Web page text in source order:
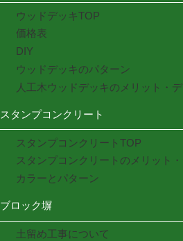
ウッドデッキTOP
価格表
DIY
ウッドデッキのパターン
人工木ウッドデッキのメリット・
スタンプコンクリート
スタンプコンクリートTOP
スタンプコンクリートのメリット
カラーとパターン
ブロック塀
土留め工事について